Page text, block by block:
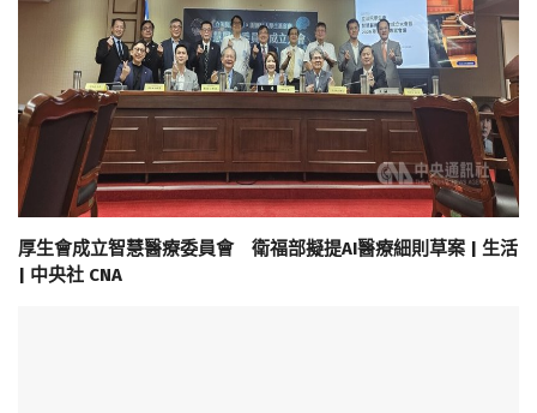
厚生會成立智慧醫療委員會 衛福部擬提AI醫療細則草案 | 生活
| 中央社 CNA